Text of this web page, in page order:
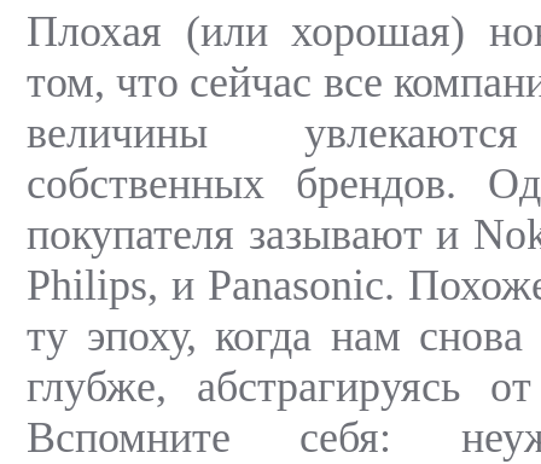
Плохая (или хорошая)
том, что сейчас все
величины
собственных брендов.
покупателя зазывают и
Philips, и Panasonic.
ту эпоху, когда нам снова
глубже, абстрагируясь
Вспомните себя: